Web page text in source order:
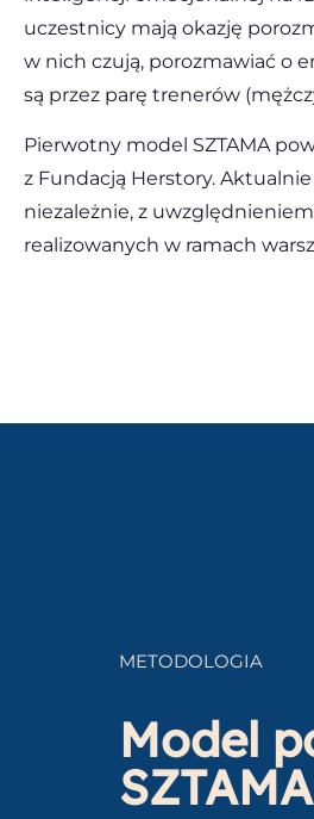
uczestnicy mają okazję
w nich czują, porozmawiać o
są przez parę trenerów
Pierwotny model SZTAMA
z Fundacją Herstory.
niezależnie, z
realizowanych w ramach
METODOLOGIA
Model
SZTAMA